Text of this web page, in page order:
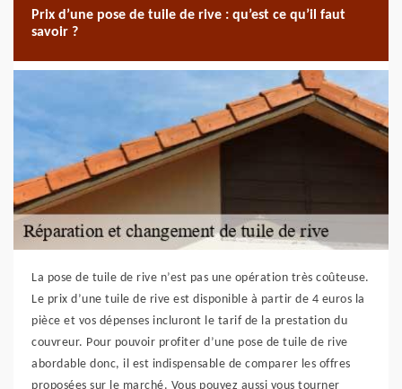
Prix d’une pose de tuile de rive : qu’est ce qu’il faut
savoir ?
La pose de tuile de rive n’est pas une opération très coûteuse.
Le prix d’une tuile de rive est disponible à partir de 4 euros la
pièce et vos dépenses incluront le tarif de la prestation du
couvreur. Pour pouvoir profiter d’une pose de tuile de rive
abordable donc, il est indispensable de comparer les offres
proposées sur le marché. Vous pouvez aussi vous tourner